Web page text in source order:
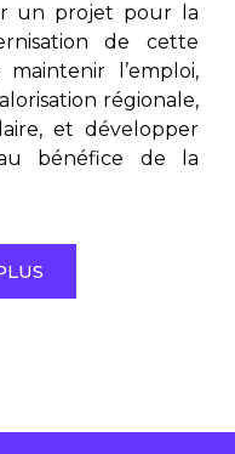
un projet pour la
de cette
l’emploi,
régionale,
et développer
bénéfice de la